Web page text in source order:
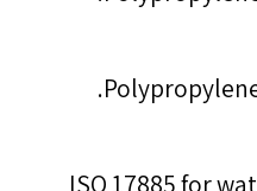
ISO 17885 for